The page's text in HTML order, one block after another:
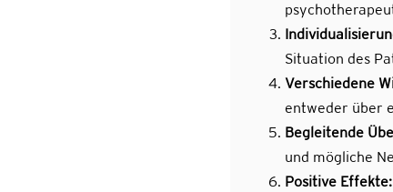
Situation des
Verschiedene
entweder über
Begleitende
und mögliche
Positive Effekte: